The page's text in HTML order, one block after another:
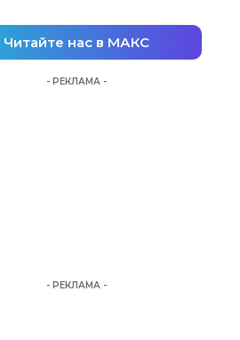
Читайте нас в МАКС
- РЕКЛАМА -
- РЕКЛАМА -